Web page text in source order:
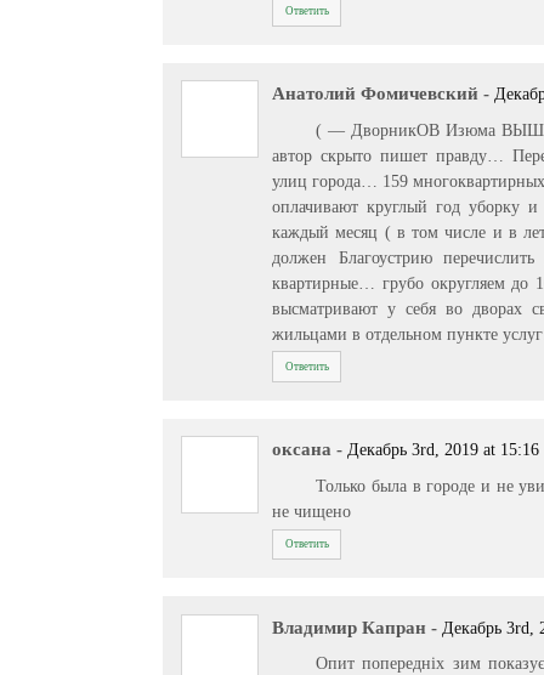
Ответить
Анатолий Фомичевский -
( — ДворникОВ Изюма ВЫШЛИ
автор скрыто пишет правду…
улиц города… 159
оплачивают круглый год уборку
каждый месяц ( в том числе и в
должен Благоустрию
квартирные… грубо округляем
высматривают у себя во дворах
жильцами в отдельном пункте
Ответить
оксана - Декабрь 3rd, 2019 at 15:16
Только была в городе и не
не чищено
Ответить
Владимир Капран - Декабрь 3rd,
Опит попередніх зим